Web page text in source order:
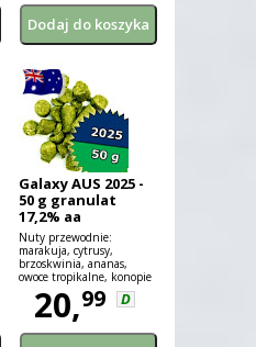
Galaxy AUS 2025 -
50 g granulat
17,2% aa
Nuty przewodnie:
marakuja, cytrusy,
brzoskwinia, ananas,
owoce tropikalne, konopie
20,99 D